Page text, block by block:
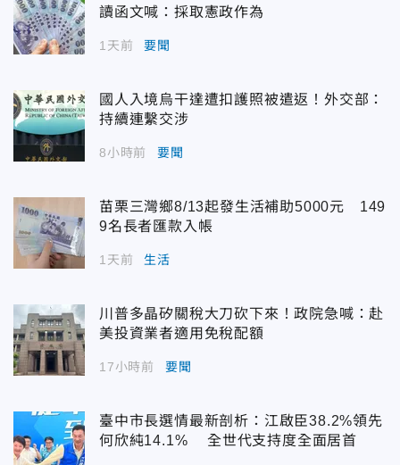
讀函文喊：採取憲政作為
1天前 要聞
國人入境烏干達遭扣護照被遣返！外交部：
持續連繫交涉
8小時前 要聞
苗栗三灣鄉8/13起發生活補助5000元 149
9名長者匯款入帳
1天前 生活
川普多晶矽關稅大刀砍下來！政院急喊：赴
美投資業者適用免稅配額
17小時前 要聞
臺中市長選情最新剖析：江啟臣38.2%領先
何欣純14.1% 全世代支持度全面居首